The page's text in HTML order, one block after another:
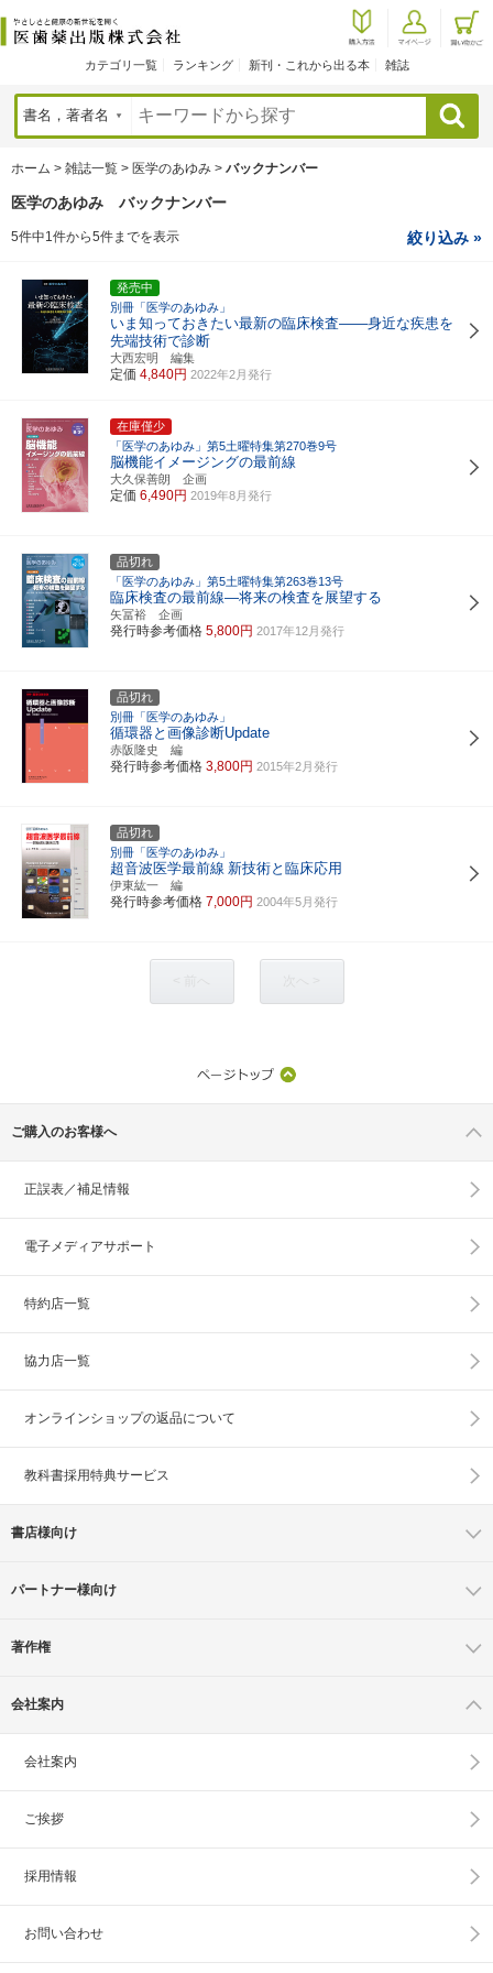
カテゴリ一覧 ランキング 新刊・これから出る本 雑誌
検索
ホーム > 雑誌一覧 > 医学のあゆみ > バックナンバー
医学のあゆみ バックナンバー
5件中1件から5件までを表示 絞り込み »
発売中
別冊「医学のあゆみ」
いま知っておきたい最新の臨床検査――身近な疾患を
先端技術で診断
大西宏明 編集
定価 4,840円 2022年2月発行
在庫僅少
「医学のあゆみ」第5土曜特集第270巻9号
脳機能イメージングの最前線
大久保善朗 企画
定価 6,490円 2019年8月発行
品切れ
「医学のあゆみ」第5土曜特集第263巻13号
臨床検査の最前線―将来の検査を展望する
矢冨裕 企画
発行時参考価格 5,800円 2017年12月発行
品切れ
別冊「医学のあゆみ」
循環器と画像診断Update
赤阪隆史 編
発行時参考価格 3,800円 2015年2月発行
品切れ
別冊「医学のあゆみ」
超音波医学最前線 新技術と臨床応用
伊東紘一 編
発行時参考価格 7,000円 2004年5月発行
ご購入のお客様へ
正誤表／補足情報
電子メディアサポート
特約店一覧
協力店一覧
オンラインショップの返品について
教科書採用特典サービス
書店様向け
パートナー様向け
著作権
会社案内
会社案内
ご挨拶
採用情報
お問い合わせ